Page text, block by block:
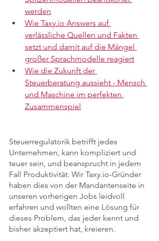
werden
Wie Taxy.io Answers auf
verlässliche Quellen und Fakten
setzt und damit auf die Mängel
großer Sprachmodelle reagiert
Wie die Zukunft der
Steuerberatung aussieht - Mensch
und Maschine im perfekten
Zusammenspiel
Steuerregulatorik betrifft jedes
Unternehmen, kann kompliziert und
teuer sein, und beansprucht in jedem
Fall Produktivität. Wir Taxy.io-Gründer
haben dies von der Mandantenseite in
unseren vorherigen Jobs leidvoll
erfahren und wollten eine Lösung für
dieses Problem, das jeder kennt und
bisher akzeptiert hat, kreieren.